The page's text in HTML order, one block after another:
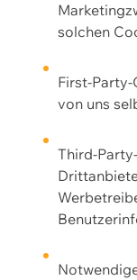
solchen
First-
von uns
Third-